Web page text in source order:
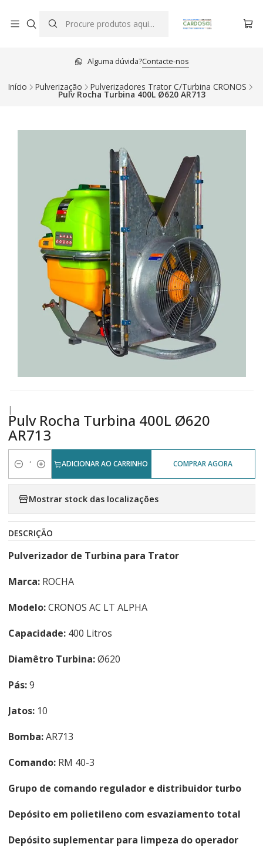
Alguma dúvida?Contacte-nos
Início Pulverização Pulverizadores Trator C/Turbina CRONOS
Pulv Rocha Turbina 400L Ø620 AR713
|
Pulv Rocha Turbina 400L Ø620
AR713
Quantidade
ADICIONAR AO CARRINHO COMPRAR AGORA
Mostrar stock das localizações
DESCRIÇÃO
Pulverizador de Turbina para Trator
Marca:ROCHA
Modelo:CRONOS AC LT ALPHA
Capacidade:400 Litros
Diamêtro Turbina:Ø620
Pás:9
Jatos:10
Bomba:AR713
Comando:RM 40-3
Grupo de comando regulador e distribuidor turbo
Depósito em polietileno com esvaziamento total
Depósito suplementar para limpeza do operador